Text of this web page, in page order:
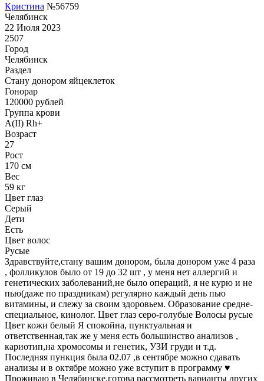
Кристина №56759
Челябинск
22 Июля 2023
2507
Город
Челябинск
Раздел
Стану донором яйцеклеток
Гонoрар
120000 рублей
Группа крови
A(II) Rh+
Возраст
27
Рост
170 см
Вес
59 кг
Цвет глаз
Серый
Дети
Есть
Цвет волос
Русые
Здравствуйте,стану вашим донором, была донором уже 4 раза
, фолликулов было от 19 до 32 шт , у меня нет аллергий и
генетических заболеваний,не было операций, я не курю и не
пью(даже по праздникам) регулярно каждый день пью
витамины, и слежу за своим здоровьем. Образование средне-
специальное, кинолог. Цвет глаз серо-голубые Волосы русые
Цвет кожи белый Я спокойна, пунктуальная и
ответственная,так же у меня есть большинство анализов ,
кариотип,на хромосомы и генетик, УЗИ груди и т.д.
Последняя пункция была 02.07 ,в сентябре можно сдавать
анализы и в октябре можно уже вступит в программу ♥️
Проживаю в Челябинске,готова рассмотреть варианты других